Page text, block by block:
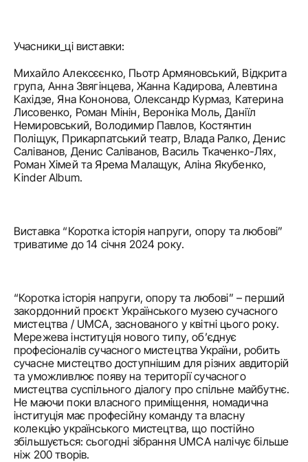
Учасники_ці виставки:
Михайло Алексєєнко, Пьотр Армяновський, Відкрита
група, Анна Звягінцева, Жанна Кадирова, Алевтина
Кахідзе, Яна Кононова, Олександр Курмаз, Катерина
Лисовенко, Роман Мінін, Вероніка Моль, Даніїл
Немировський, Володимир Павлов, Костянтин
Поліщук, Прикарпатський театр, Влада Ралко, Денис
Саліванов, Денис Саліванов, Василь Ткаченко-Лях,
Роман Хімей та Ярема Малащук, Аліна Якубенко,
Kinder Album.
Виставка “Коротка історія напруги, опору та любові”
триватиме до 14 січня 2024 року.
“Коротка історія напруги, опору та любові” – перший
закордонний проєкт Українського музею сучасного
мистецтва / UMCA, заснованого у квітні цього року.
Мережева інституція нового типу, об’єднує
професіоналів сучасного мистецтва України, робить
сучасне мистецтво доступнішим для різних авдиторій
та уможливлює появу на території сучасного
мистецтва суспільного діалогу про спільне майбутнє.
Не маючи поки власного приміщення, номадична
інституція має професійну команду та власну
колекцію українського мистецтва, що постійно
збільшується: сьогодні зібрання UMCA налічує більше
ніж 200 творів.